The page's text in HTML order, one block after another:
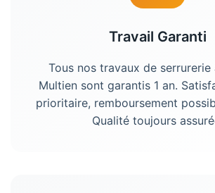
Travail Garanti
Tous nos travaux de serrurerie
Multiensont garantis 1 an.
prioritaire, remboursement
Qualité toujours